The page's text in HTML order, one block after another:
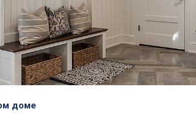
доме